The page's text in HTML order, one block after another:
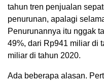
tahun tren penjualan
penurunan, apalagi
Penurunannya itu nggak
49%, dari Rp941 miliar di
miliar di tahun 2020.
Ada beberapa alasan.